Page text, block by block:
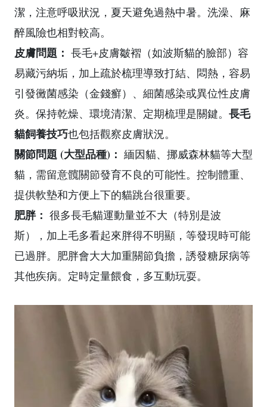
潔，注意呼吸狀況，夏天避免過熱中暑。洗澡、麻
醉風險也相對較高。
皮膚問題： 長毛+皮膚皺褶（如波斯貓的臉部）容
易藏污納垢，加上疏於梳理導致打結、悶熱，容易
引發黴菌感染（金錢癬）、細菌感染或異位性皮膚
炎。保持乾燥、環境清潔、定期梳理是關鍵。 長毛
貓飼養技巧也包括觀察皮膚狀況。
關節問題 (大型品種)： 緬因貓、挪威森林貓等大型
貓，需留意髖關節發育不良的可能性。控制體重、
提供軟墊和方便上下的貓跳台很重要。
肥胖： 很多長毛貓運動量並不大（特別是波
斯），加上毛多看起來胖得不明顯，等發現時可能
已過胖。肥胖會大大加重關節負擔，誘發糖尿病等
其他疾病。定時定量餵食，多互動玩耍。